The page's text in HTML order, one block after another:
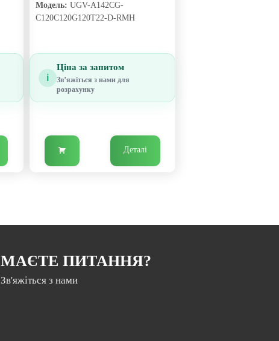
Модель: UGV-A142CG-
C120C120G120T22-D-RMH
i
Ціна за запитом
Звʼяжіться з нами для
розрахунку
Деталі
МАЄТЕ ПИТАННЯ?
Зв'яжіться з нами